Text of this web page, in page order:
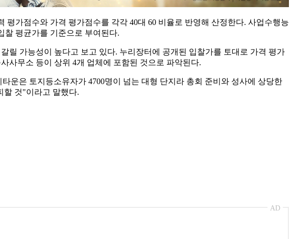
가점수와 가격 평가점수를 각각 40대 60 비율로 반영해 산정한다. 사업수행능
찰 평균가를 기준으로 부여된다.
릴 가능성이 높다고 보고 있다. 누리장터에 공개된 입찰가를 토대로 가격 평가
무소 등이 상위 4개 업체에 포함된 것으로 파악된다.
운은 토지등소유자가 4700명이 넘는 대형 단지라 총회 준비와 성사에 상당한
할 것"이라고 말했다.
AD